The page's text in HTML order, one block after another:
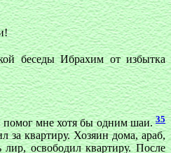
беседы Ибрахим от избытка
помог мне хотя бы одним шаи.35
за квартиру. Хозяин дома, араб,
освободил квартиру. После